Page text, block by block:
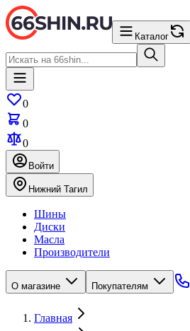
Каталог
0
0
0
Войти
Нижний Тагил
Шины
Диски
Масла
Производители
О магазине Покупателям
Главная